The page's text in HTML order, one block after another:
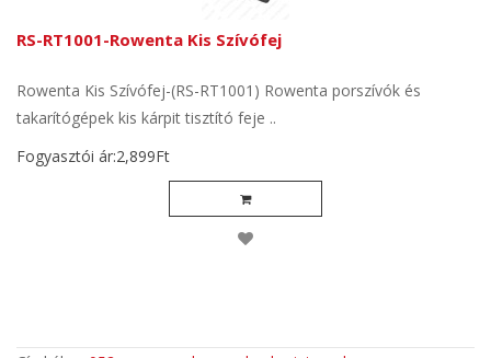
RS-RT1001-Rowenta Kis Szívófej
Rowenta Kis Szívófej-(RS-RT1001) Rowenta porszívók és
takarítógépek kis kárpit tisztító feje ..
Fogyasztói ár:2,899Ft